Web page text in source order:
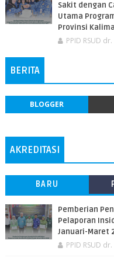
Sakit dengan
Utama
Provinsi
PPID RSUD
BERITA
BLOGGER
AKREDITASI
BARU
Pemberian
Pelaporan
Januari-Maret
PPID RSUD